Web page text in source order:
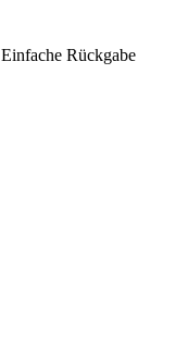
Einfache Rückgabe